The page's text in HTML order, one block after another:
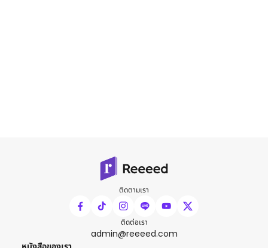
ติดตามเรา
ติดต่อเรา
admin@reeeed.com